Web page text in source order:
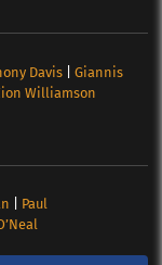
Davis| Giannis
Williamson
Paul